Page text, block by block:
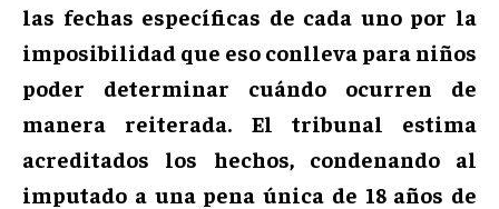
las fechas específicas de cada uno por la
imposibilidad que eso conlleva para niños
poder determinar cuándo ocurren de
manera reiterada. El tribunal estima
acreditados los hechos, condenando al
imputado a una pena única de 18 años de